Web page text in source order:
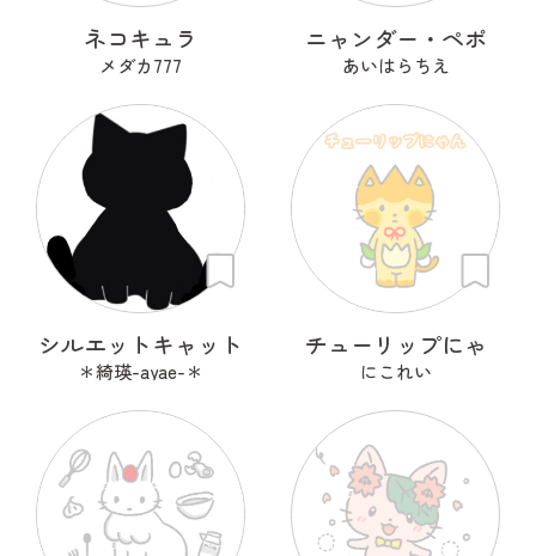
ネコキュラ
メダカ777
ニャンダー・ペポ
あいはらちえ
シルエットキャット
＊綺瑛-ayae-＊
チューリップにゃ
にこれい